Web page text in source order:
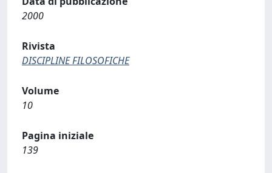
2000
Rivista
DISCIPLINE FILOSOFICHE
Volume
10
Pagina iniziale
139